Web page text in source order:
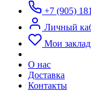
+7 (905)
Личный
Мои
О нас
Доставка
Контакты